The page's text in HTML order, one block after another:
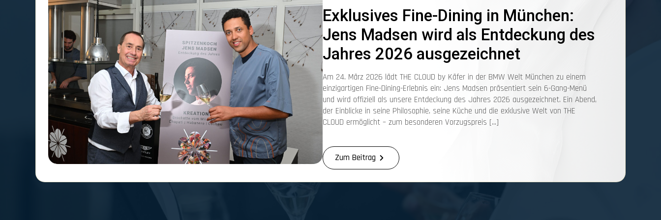
Exklusives Fine-Dining in München:
Jens Madsen wird als Entdeckung des
Jahres 2026 ausgezeichnet
Am 24. März 2026 lädt THE CLOUD by Käfer in der BMW Welt München zu einem
einzigartigen Fine-Dining-Erlebnis ein: Jens Madsen präsentiert sein 6-Gang-Menü
und wird offiziell als unsere Entdeckung des Jahres 2026 ausgezeichnet. Ein Abend,
der Einblicke in seine Philosophie, seine Küche und die exklusive Welt von THE
CLOUD ermöglicht – zum besonderen Vorzugspreis […]
Zum Beitrag